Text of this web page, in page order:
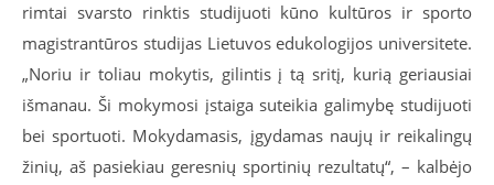
rimtai svarsto rinktis studijuoti kūno kultūros ir sporto
magistrantūros studijas Lietuvos edukologijos universitete.
„Noriu ir toliau mokytis, gilintis į tą sritį, kurią geriausiai
išmanau. Ši mokymosi įstaiga suteikia galimybę studijuoti
bei sportuoti. Mokydamasis, įgydamas naujų ir reikalingų
žinių, aš pasiekiau geresnių sportinių rezultatų“, – kalbėjo